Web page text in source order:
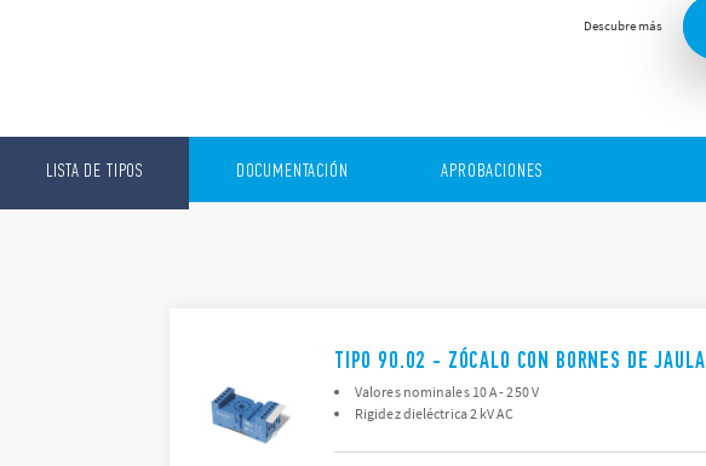
Descubre más
LISTA DE TIPOS DOCUMENTACIÓN APROBACIONES
TIPO 90.02 - ZÓCALO CON BORNES DE JAULA
Valores nominales 10 A - 250 V
Rigidez dieléctrica 2 kV AC